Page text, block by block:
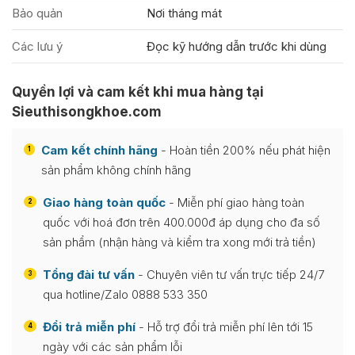
Bảo quản Nơi tháng mát
Các lưu ý Đọc kỹ hướng dẫn trước khi dùng
Quyền lợi và cam kết khi mua hàng tại
Sieuthisongkhoe.com
1 Cam kết chính hãng - Hoàn tiền 200% nếu phát hiện
sản phẩm không chính hãng
2 Giao hàng toàn quốc - Miễn phí giao hàng toàn
quốc với hoá đơn trên 400.000đ áp dụng cho đa số
sản phẩm (nhận hàng và kiểm tra xong mới trả tiền)
3 Tổng đài tư vấn - Chuyên viên tư vấn trực tiếp 24/7
qua hotline/Zalo 0888 533 350
4 Đổi trả miễn phí - Hỗ trợ đổi trả miễn phí lên tới 15
ngày với các sản phẩm lỗi